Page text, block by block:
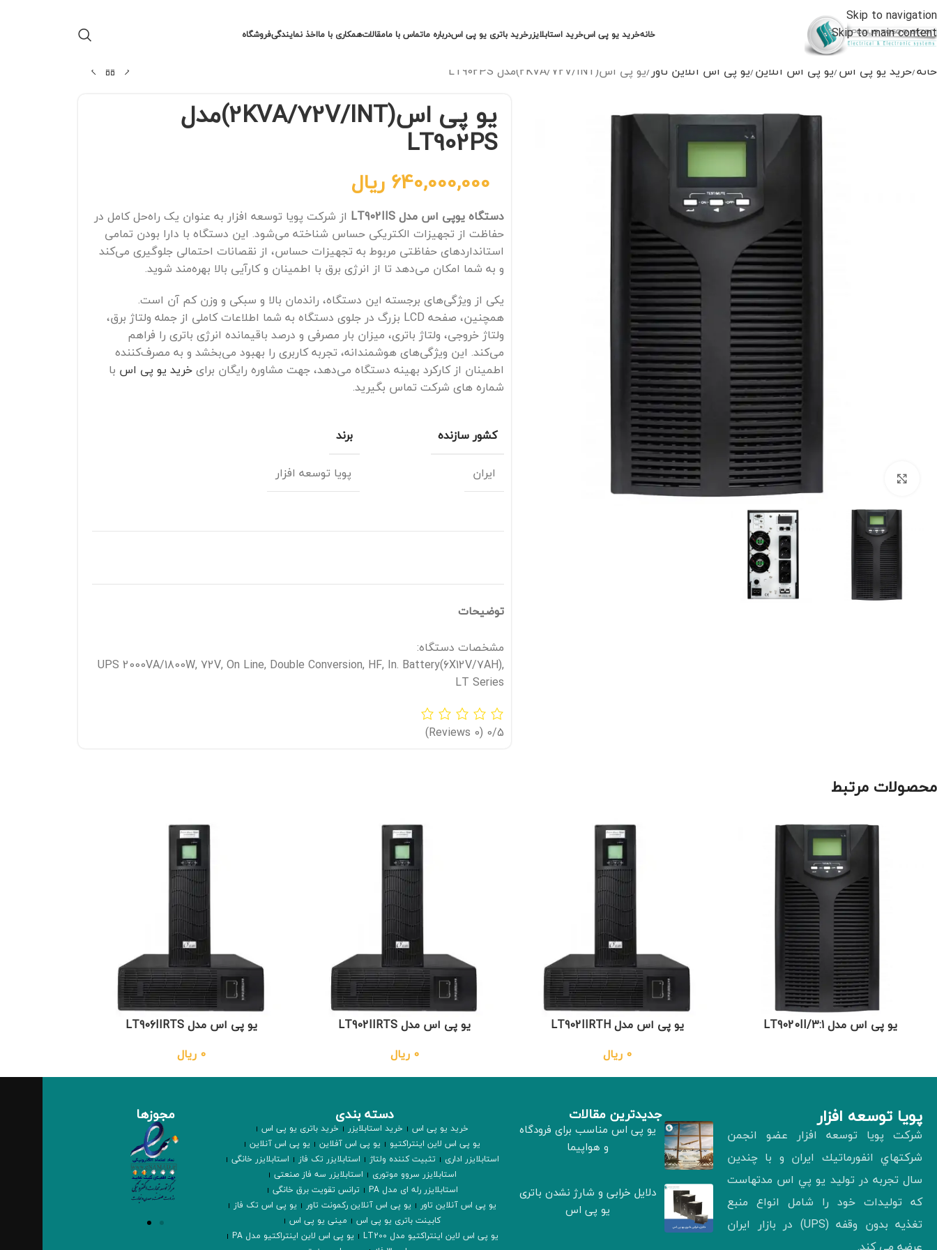
Skip to navigation
Skip to main content
خانهخرید یو پی اسخرید استابلایزرخرید باتری یو پی اسدرباره ماتماس با مامقالاتهمکاری با مااخذ نمایندگیفروشگاه
خانه خرید یو پی اس یو پی اس آنلاین یو پی اس آنلاین تاور یو پی اس(2KVA/72V/INT)مدل LT902PS
برای بزرگنمایی کلیک کنید
یو پی اس(2KVA/72V/INT)مدل
LT902PS
640,000,000 ریال
دستگاه یوپی اس مدل LT902IIS
از شرکت پویا توسعه افزار به عنوان یک راه‌حل کامل در
حفاظت از تجهیزات الکتریکی حساس شناخته می‌شود. این دستگاه با دارا بودن تمامی
استانداردهای حفاظتی مربوط به تجهیزات حساس، از نقصانات احتمالی جلوگیری می‌کند
و به شما امکان می‌دهد تا از انرژی برق با اطمینان و کارآیی بالا بهره‌مند شوید.
یکی از ویژگی‌های برجسته این دستگاه، راندمان بالا و سبکی و وزن کم آن است.
همچنین، صفحه LCD بزرگ در جلوی دستگاه به شما اطلاعات کاملی از جمله ولتاژ برق،
ولتاژ خروجی، ولتاژ باتری، میزان بار مصرفی و درصد باقیمانده انرژی باتری را فراهم
می‌کند. این ویژگی‌های هوشمندانه، تجربه کاربری را بهبود می‌بخشد و به مصرف‌کننده
اطمینان از کارکرد بهینه دستگاه می‌دهد، جهت مشاوره رایگان برایخرید یو پی اس با
شماره های شرکت تماس بگیرید.
کشور سازنده
ایران
برند
پویا توسعه افزار
توضیحات
مشخصات دستگاه:
UPS 2000VA/1800W, 72V, On Line, Double Conversion, HF, In. Battery(6X12V/7AH),
LT Series
0/5
(0 Reviews)
محصولات مرتبط
یو پی اس مدل LT9020II/3:1
یو پی اس مدل LT902IIRTH
0 ریال
یو پی اس مدل LT902IIRTS
0 ریال
یو پی اس مدل LT906IIRTS
0 ریال
پويا توسعه افزار
شركت پويا توسعه افزار عضو انجمن
شركتهاي انفورماتيك ايران و با چندين
سال تجربه در توليد يو پي اس مدتهاست
كه توليدات خود را شامل انواع منبع
تغذيه بدون وقفه (UPS) در بازار ايران
جدیدترین مقالات
یو پی اس مناسب برای فرودگاه
و هواپیما
دلایل خرابی و شارژ نشدن باتری
یو پی اس
دسته بندی
خرید یو پی اس خرید استابلایزر
خرید باتری یو پی اس
یو پی اس لاین اینتراکتیو
یو پی اس آفلاین
یو پی اس آنلاین
استابلایزر اداری
تثبیت کننده ولتاژ استابلایزر تک فاز
استابلایزر خانگی
استابلایزر سروو موتوری
استابلایزر سه فاز صنعتی
استابلایزر رله ای مدل PA
ترانس تقویت برق خانگی
یو پی اس آنلاین تاور
یو پی اس آنلاین رکمونت تاور
یو پی اس تک فاز
کابینت باتری یو پی اس
مینی یو پی اس
یو پی اس لاین اینتراکتیو مدل LT200
یو پی اس لاین اینتراکتیو مدل PA
مجوزها